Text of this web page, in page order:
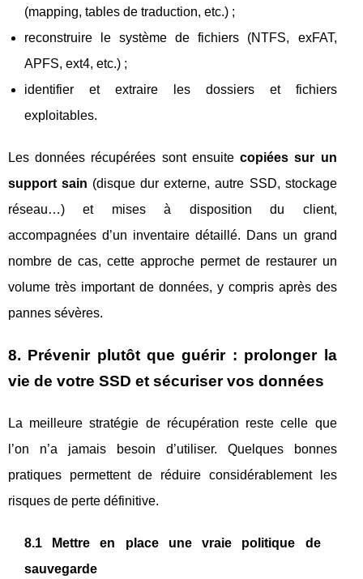
(mapping, tables de traduction, etc.) ;
reconstruire le système de fichiers (NTFS, exFAT,
APFS, ext4, etc.) ;
identifier et extraire les dossiers et fichiers
exploitables.
Les données récupérées sont ensuitecopiées sur un
support sain (disque dur externe, autre SSD, stockage
réseau…) et mises à disposition du client,
accompagnées d’un inventaire détaillé. Dans un grand
nombre de cas, cette approche permet de restaurer un
volume très important de données, y compris après des
pannes sévères.
8. Prévenir plutôt que guérir : prolonger la
vie de votre SSD et sécuriser vos données
La meilleure stratégie de récupération reste celle que
l’on n’a jamais besoin d’utiliser. Quelques bonnes
pratiques permettent de réduire considérablement les
risques de perte définitive.
8.1 Mettre en place une vraie politique de
sauvegarde